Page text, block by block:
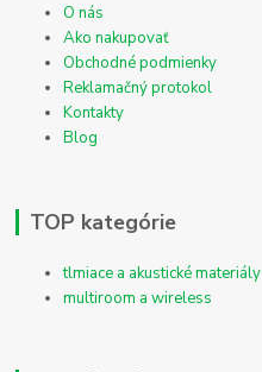
O nás
Ako nakupovať
Obchodné podmienky
Reklamačný protokol
Kontakty
Blog
TOP kategórie
tlmiace a akustické materiály
multiroom a wireless